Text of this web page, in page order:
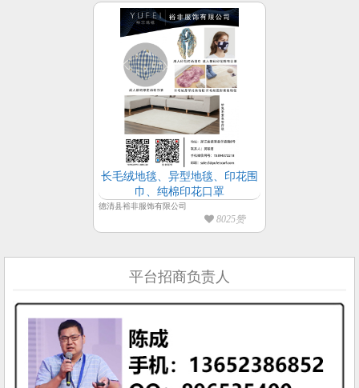
长毛绒地毯、异型地毯、印花围
巾、纯棉印花口罩
德清县裕非服饰有限公司
8025赞
平台招商负责人